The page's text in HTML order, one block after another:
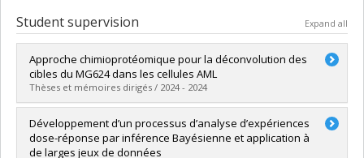
Student supervision Expand all
Approche chimioprotéomique pour la déconvolution des
cibles du MG624 dans les cellules AML
Thèses et mémoires dirigés / 2024 - 2024
Graduate :Perreault, Moïse
Cycle :Master's
Grade :M. Sc.
Développement d’un processus d’analyse d’expériences
dose-réponse par inférence Bayésienne et application à
de larges jeux de données